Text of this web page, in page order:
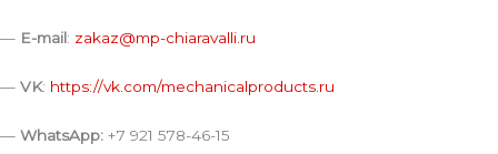
— E-mail: zakaz@mp-chiaravalli.ru
— VK: https://vk.com/mechanicalproducts.ru
— WhatsApp: +7 921 578-46-15